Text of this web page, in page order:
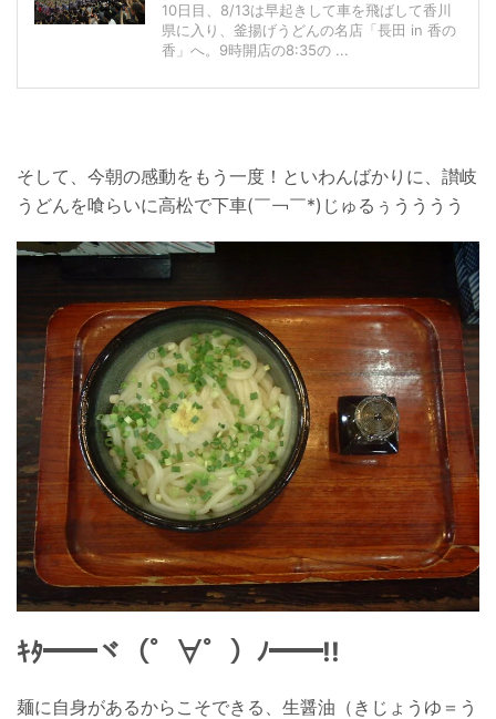
10日目、8/13は早起きして車を飛ばして香川
県に入り、釜揚げうどんの名店「長田 in 香の
香」へ。9時開店の8:35の ...
そして、今朝の感動をもう一度！といわんばかりに、讃岐
うどんを喰らいに高松で下車(￣￢￣*)じゅるぅうううう
ｷﾀ━━ヾ（゜∀゜）ﾉ━━!!
麺に自身があるからこそできる、生醤油（きじょうゆ＝う